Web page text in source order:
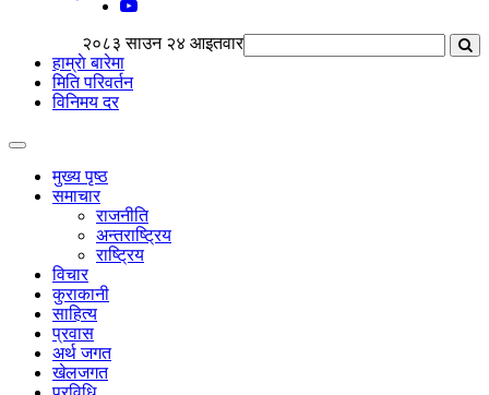
२०८३ साउन २४ आइतवार
हाम्राे बारेमा
मिति परिवर्तन
विनिमय दर
मुख्य पृष्ठ
समाचार
राजनीति
अन्तराष्ट्रिय
राष्ट्रिय
विचार
कुराकानी
साहित्य
प्रवास
अर्थ जगत
खेलजगत